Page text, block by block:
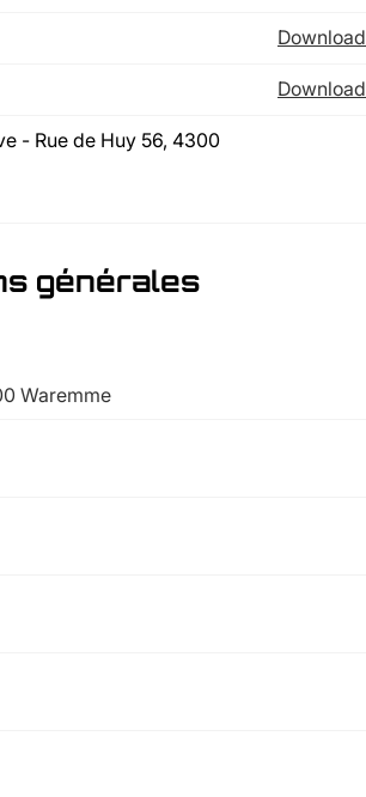
Download
Download
- Rue de Huy 56, 4300
générales
Waremme